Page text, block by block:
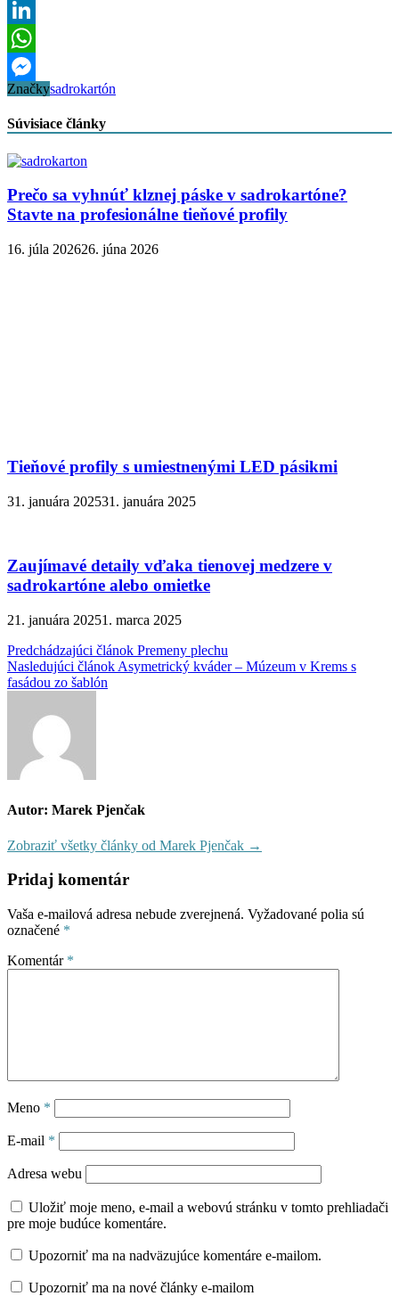
Email
LinkedIn
WhatsApp
Messenger
Značkysadrokartón
Súvisiace články
Prečo sa vyhnúť klznej páske v sadrokartóne?
Stavte na profesionálne tieňové profily
16. júla 202626. júna 2026
Tieňové profily s umiestnenými LED pásikmi
31. januára 202531. januára 2025
Zaujímavé detaily vďaka tienovej medzere v
sadrokartóne alebo omietke
21. januára 20251. marca 2025
Navigácia
v
Predchádzajúci článok Premeny plechu
Nasledujúci článok Asymetrický kváder – Múzeum v Krems s
fasádou zo šablón
Autor: Marek Pjenčak
Zobraziť všetky články od Marek Pjenčak →
Pridaj komentár
Vaša e-mailová adresa nebude zverejnená. Vyžadované polia sú
označené *
Komentár *
Meno *
E-mail *
Adresa webu
Uložiť moje meno, e-mail a webovú stránku v tomto prehliadači
pre moje budúce komentáre.
Upozorniť ma na nadväzujúce komentáre e-mailom.
Upozorniť ma na nové články e-mailom